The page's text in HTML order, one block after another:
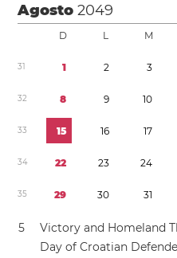
Agosto2049
D L M
31 1 2 3
32 8 9 10
33 15 16 17
34 22 23 24
35 29 30 31
5
Victory and Homeland
Day of Croatian